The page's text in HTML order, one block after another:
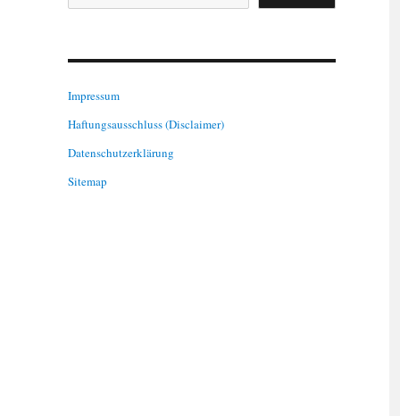
Impressum
Haftungsausschluss (Disclaimer)
Datenschutzerklärung
Sitemap